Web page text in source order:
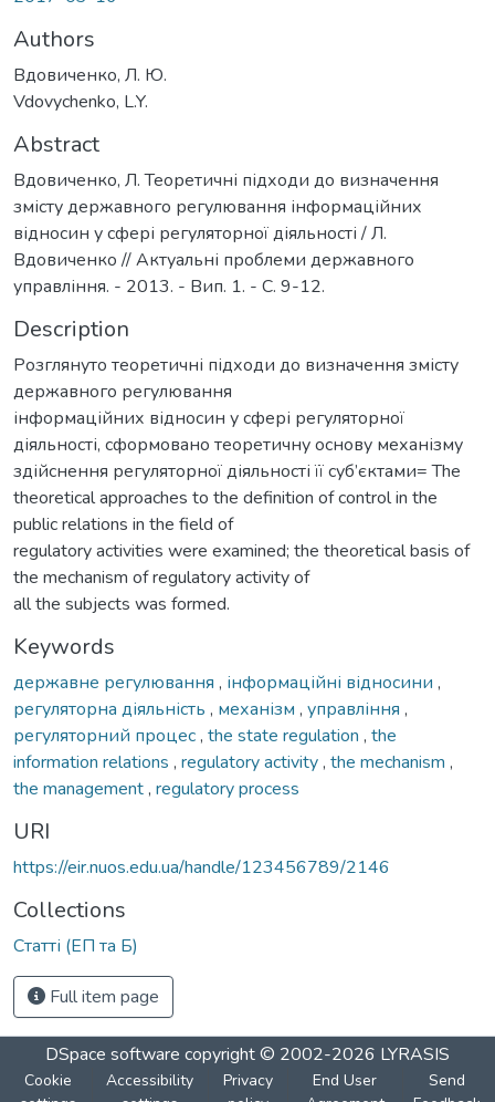
Authors
Вдовиченко, Л. Ю.
Vdovychenko, L.Y.
Abstract
Вдовиченко, Л. Теоретичні підходи до визначення
змісту державного регулювання інформаційних
відносин у сфері регуляторної діяльності / Л.
Вдовиченко // Актуальні проблеми державного
управління. - 2013. - Вип. 1. - С. 9-12.
Description
Розглянуто теоретичні підходи до визначення змісту
державного регулювання
інформаційних відносин у сфері регуляторної
діяльності, сформовано теоретичну основу механізму
здійснення регуляторної діяльності її суб’єктами= The
theoretical approaches to the definition of control in the
public relations in the field of
regulatory activities were examined; the theoretical basis of
the mechanism of regulatory activity of
all the subjects was formed.
Keywords
державне регулювання , інформаційні відносини ,
регуляторна діяльність , механізм , управління ,
регуляторний процес, the state regulation , the
information relations , regulatory activity, the mechanism ,
the management, regulatory process
URI
https://eir.nuos.edu.ua/handle/123456789/2146
Collections
Статті (ЕП та Б)
Full item page
DSpace software copyright © 2002-2026 LYRASIS
Cookie
Accessibility
Privacy
End User
Send